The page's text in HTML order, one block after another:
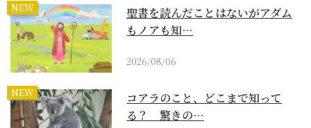
NEW
聖書を読んだことはないがアダム
もノアも知…
2026/08/06
NEW
コアラのこと、どこまで知って
る？ 驚きの…